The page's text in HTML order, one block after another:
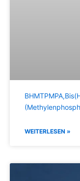
WEITERLESEN »